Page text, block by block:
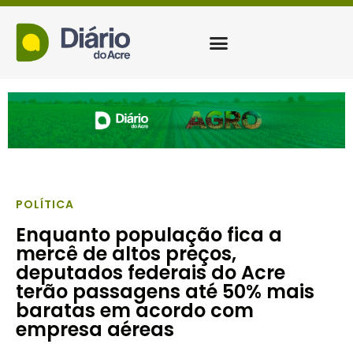
POLÍTICA
Enquanto população fica a
mercê de altos preços,
deputados federais do Acre
terão passagens até 50% mais
baratas em acordo com
empresa aéreas